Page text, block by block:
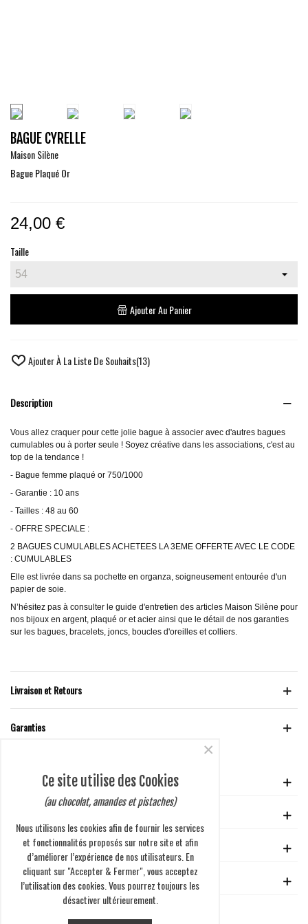
BAGUE CYRELLE
Maison Silène
Bague Plaqué Or
24,00 €
Taille
Ajouter Au Panier
Ajouter À La Liste De Souhaits(13)
Description
Vous allez craquer pour cette jolie bague à associer avec d'autres bagues
cumulables ou à porter seule ! Soyez créative dans les associations, c'est au
top de la tendance !
- Bague femme plaqué or 750/1000
- Garantie : 10 ans
- Tailles : 48 au 60
- OFFRE SPECIALE :
2 BAGUES CUMULABLES ACHETEES LA 3EME OFFERTE AVEC LE CODE
: CUMULABLES
Elle est livrée dans sa pochette en organza, soigneusement entourée d'un
papier de soie.
N’hésitez pas à consulter le guide d'entretien des articles Maison Silène pour
nos bijoux en argent, plaqué or et acier ainsi que le détail de nos garanties
sur les bagues, bracelets, joncs, boucles d'oreilles et colliers.
Livraison et Retours
Garanties
VOTRE COMPTE
EN SAVOIR PLUS
ENTREPRISE
Ce site utilise des Cookies
(au chocolat, amandes et pistaches)
Nous utilisons les cookies afin de fournir les services
et fonctionnalités proposés sur notre site et afin
d’améliorer l’expérience de nos utilisateurs. En
cliquant sur "Accepter & Fermer", vous acceptez
l’utilisation des cookies. Vous pourrez toujours les
désactiver ultérieurement.
×